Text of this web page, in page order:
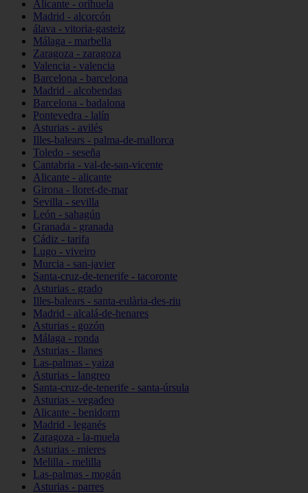
Alicante - orihuela
Madrid - alcorcón
álava - vitoria-gasteiz
Málaga - marbella
Zaragoza - zaragoza
Valencia - valencia
Barcelona - barcelona
Madrid - alcobendas
Barcelona - badalona
Pontevedra - lalín
Asturias - avilés
Illes-balears - palma-de-mallorca
Toledo - seseña
Cantabria - val-de-san-vicente
Alicante - alicante
Girona - lloret-de-mar
Sevilla - sevilla
León - sahagún
Granada - granada
Cádiz - tarifa
Lugo - viveiro
Murcia - san-javier
Santa-cruz-de-tenerife - tacoronte
Asturias - grado
Illes-balears - santa-eulària-des-riu
Madrid - alcalá-de-henares
Asturias - gozón
Málaga - ronda
Asturias - llanes
Las-palmas - yaiza
Asturias - langreo
Santa-cruz-de-tenerife - santa-úrsula
Asturias - vegadeo
Alicante - benidorm
Madrid - leganés
Zaragoza - la-muela
Asturias - mieres
Melilla - melilla
Las-palmas - mogán
Asturias - parres